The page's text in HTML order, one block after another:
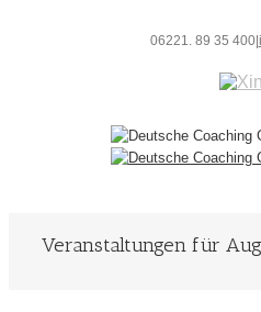
06221. 89 35 400|
Veranstaltungen für